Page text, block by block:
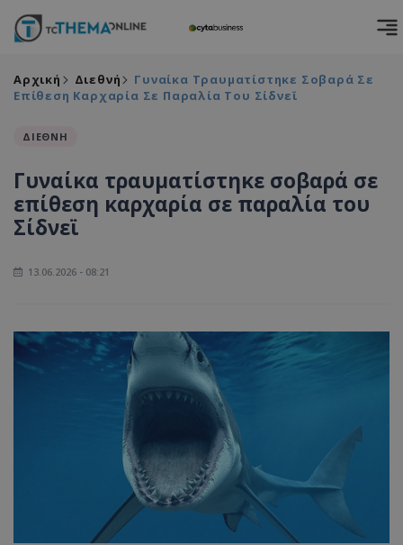
Αρχική Διεθνή
Γυναίκα Τραυματίστηκε Σοβαρά Σε
Επίθεση Καρχαρία Σε Παραλία Του Σίδνεϊ
ΔΙΕΘΝΗ
Γυναίκα τραυματίστηκε σοβαρά σε
επίθεση καρχαρία σε παραλία του
Σίδνεϊ
13.06.2026 - 08:21